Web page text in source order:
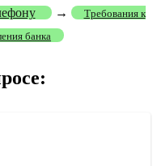
→
Требования к
банка